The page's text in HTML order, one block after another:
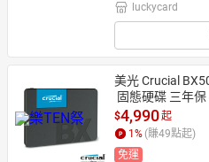
luckycard
美光 Crucial
固態硬碟 三年保
$4,990起
1 % (賺49點起)
免運